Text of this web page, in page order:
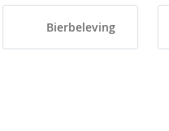
Bierbeleving